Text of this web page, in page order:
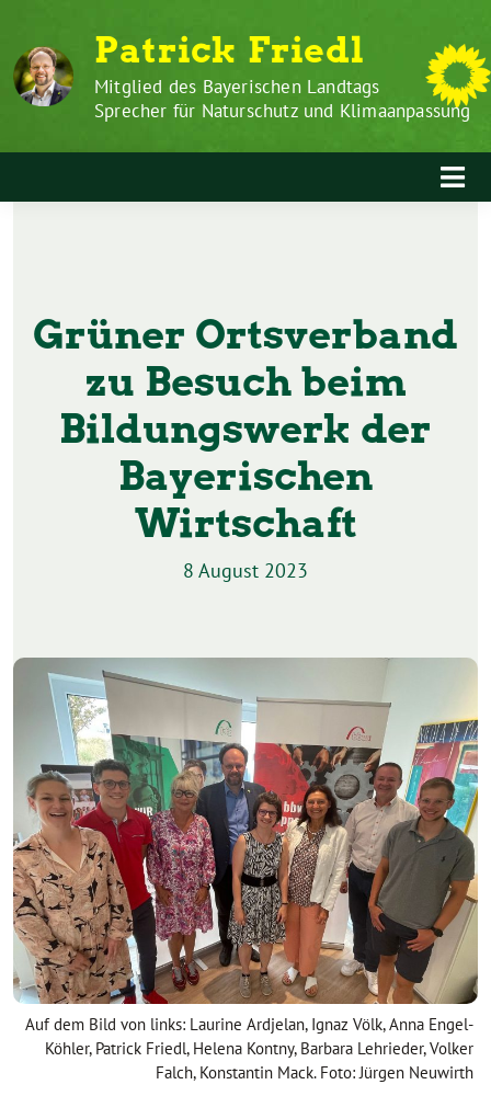
Inhalt
springen
zum
Inhalt
Patrick Friedl
Mitglied des Bayerischen Landtags
Sprecher für Naturschutz und Klimaanpassung
Grüner Ortsverband
zu Besuch beim
Bildungswerk der
Bayerischen
Wirtschaft
8 August 2023
Auf dem Bild von links: Laurine Ardjelan, Ignaz Völk, Anna Engel-
Köhler, Patrick Friedl, Helena Kontny, Barbara Lehrieder, Volker
Falch, Konstantin Mack. Foto: Jürgen Neuwirth